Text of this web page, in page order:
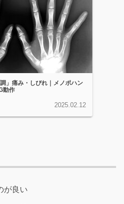
」痛み・しびれ｜メノポハン
動作
2025.02.12
が良い